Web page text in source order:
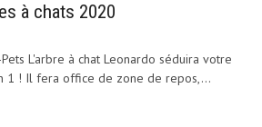
à chats 2020
L'arbre à chat Leonardo séduira votre
1 ! Il fera office de zone de repos,...